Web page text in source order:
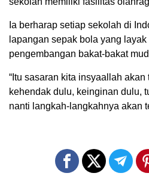
Ia berharap setiap sekolah di
lapangan sepak bola yang
pengembangan bakat-bakat
“Itu sasaran kita insyaallah
kehendak dulu, keinginan dulu,
nanti langkah-langkahnya akan